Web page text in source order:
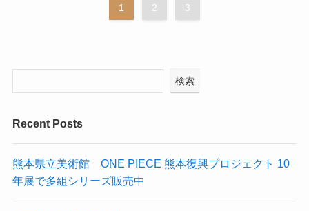
1 2 3
検索
Recent Posts
熊本県立美術館 ONE PIECE 熊本復興プロジェクト 10
年展で多組シリーズ販売中